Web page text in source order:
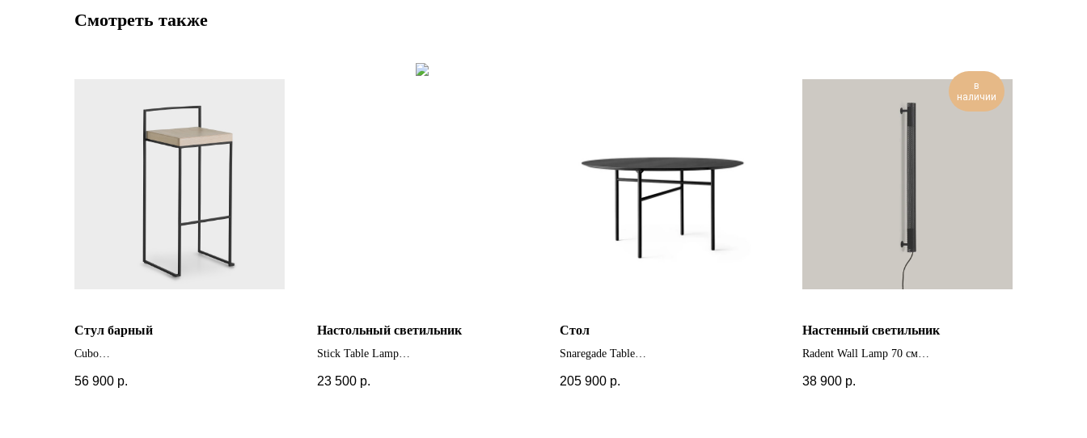
Смотреть также
Cтул барный
Cubo
56 900 р.
Настольный светильник
Stick Table Lamp
23 500 р.
Стол
Snaregade Table
205 900 р.
в
наличии
Настенный светильник
Radent Wall Lamp 70 см
38 900 р.